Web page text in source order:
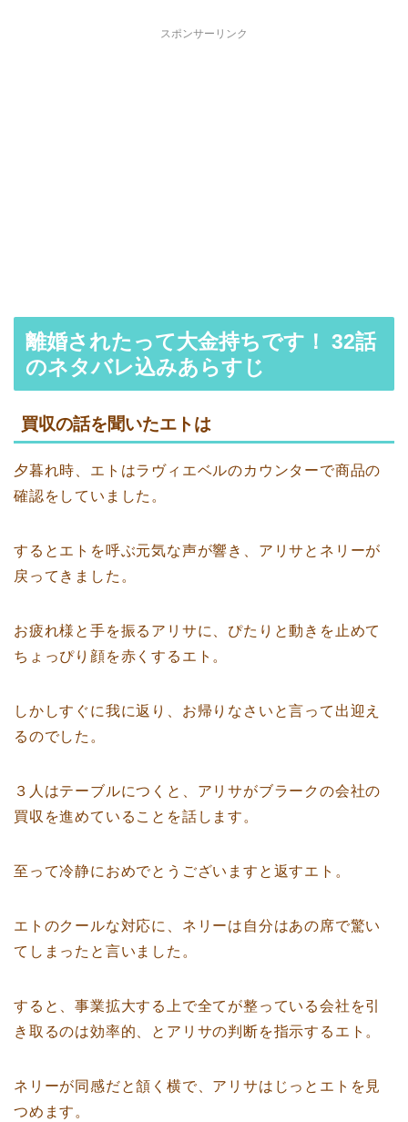
スポンサーリンク
離婚されたって大金持ちです！ 32話
のネタバレ込みあらすじ
買収の話を聞いたエトは
夕暮れ時、エトはラヴィエベルのカウンターで商品の
確認をしていました。
するとエトを呼ぶ元気な声が響き、アリサとネリーが
戻ってきました。
お疲れ様と手を振るアリサに、ぴたりと動きを止めて
ちょっぴり顔を赤くするエト。
しかしすぐに我に返り、お帰りなさいと言って出迎え
るのでした。
３人はテーブルにつくと、アリサがブラークの会社の
買収を進めていることを話します。
至って冷静におめでとうございますと返すエト。
エトのクールな対応に、ネリーは自分はあの席で驚い
てしまったと言いました。
すると、事業拡大する上で全てが整っている会社を引
き取るのは効率的、とアリサの判断を指示するエト。
ネリーが同感だと頷く横で、アリサはじっとエトを見
つめます。